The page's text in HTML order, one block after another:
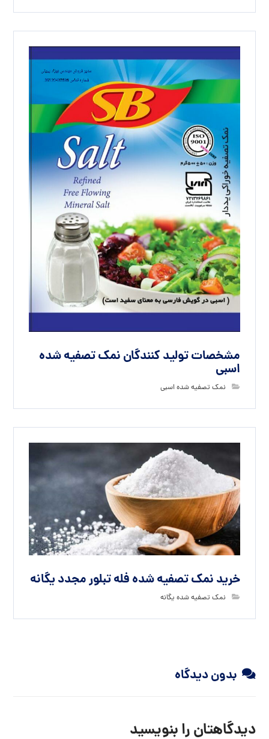
مشخصات تولید کنندگان نمک تصفیه شده
اسبی
نمک تصفیه شده اسبی
خرید نمک تصفیه شده فله تبلور مجدد یگانه
نمک تصفیه شده یگانه
بدون دیدگاه
دیدگاهتان را بنویسید